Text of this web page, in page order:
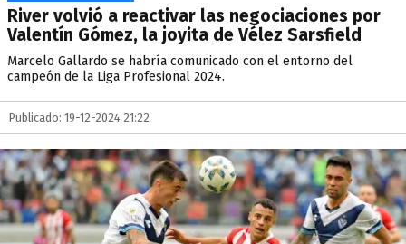
River volvió a reactivar las negociaciones por
Valentín Gómez, la joyita de Vélez Sarsfield
Marcelo Gallardo se habría comunicado con el entorno del
campeón de la Liga Profesional 2024.
Publicado: 19-12-2024 21:22